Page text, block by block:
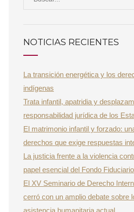
f
o
r
:
NOTICIAS RECIENTES
La transición energética y los
indígenas
Trata infantil, apatridia y
responsabilidad jurídica de los
El matrimonio infantil y forzado:
derechos que exige respuestas
La justicia frente a la violencia
papel esencial del Fondo
El XV Seminario de Derecho
cerró con un amplio debate sobre
asistencia humanitaria actual